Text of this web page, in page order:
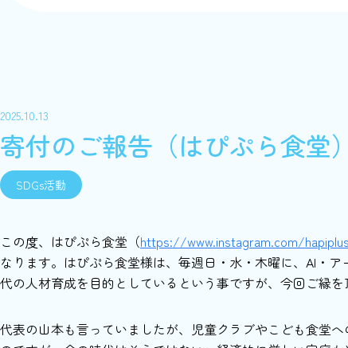
2025.10.13
寄付のご報告（はぴぷら食堂）
SDGs活動
この度、はぴぷら食堂（https://www.instagram.com/
なります。はぴぷら食堂様は、毎週日・水・木曜に、AI・
代の人材育成を目的としているという事ですが、今回ご縁
代表の山本も言っていましたが、児童クラブやこども食堂